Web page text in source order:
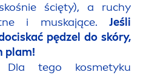
ścięty), a ruchy
i muskające. Jeśli
pędzel do skóry,
plam!
Dla tego kosmetyku